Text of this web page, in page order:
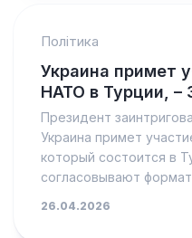
Політика
Украина примет
НАТО в Турции, –
Президент
Украина примет
который состоится в
согласовывают формат
26.04.2026